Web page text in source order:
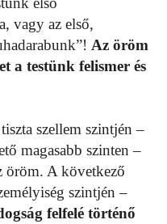
vagy az első,
Az öröm
a testünk felismer és
szellem szintjén –
magasabb szinten –
öröm. A következő
szintjén –
felfelé történő